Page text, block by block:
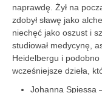
naprawdę. Żył na
zdobył sławę jako
niechęć jako oszust i
studiował medycynę,
Heidelbergu i podobno
wcześniejsze dzieła,
Johanna Spiessa